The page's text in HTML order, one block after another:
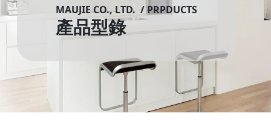
MAUJIE CO., LTD. / PRPDUCTS
產品型錄